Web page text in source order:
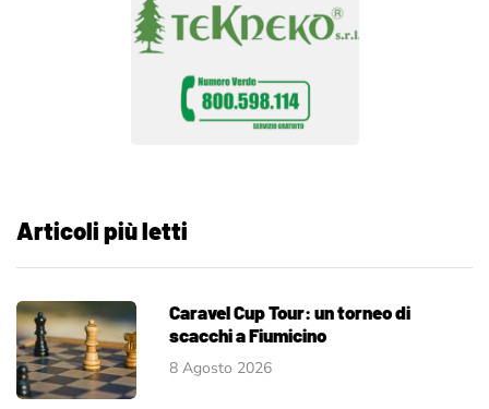
Articoli più letti
Caravel Cup Tour: un torneo di
scacchi a Fiumicino
8 Agosto 2026